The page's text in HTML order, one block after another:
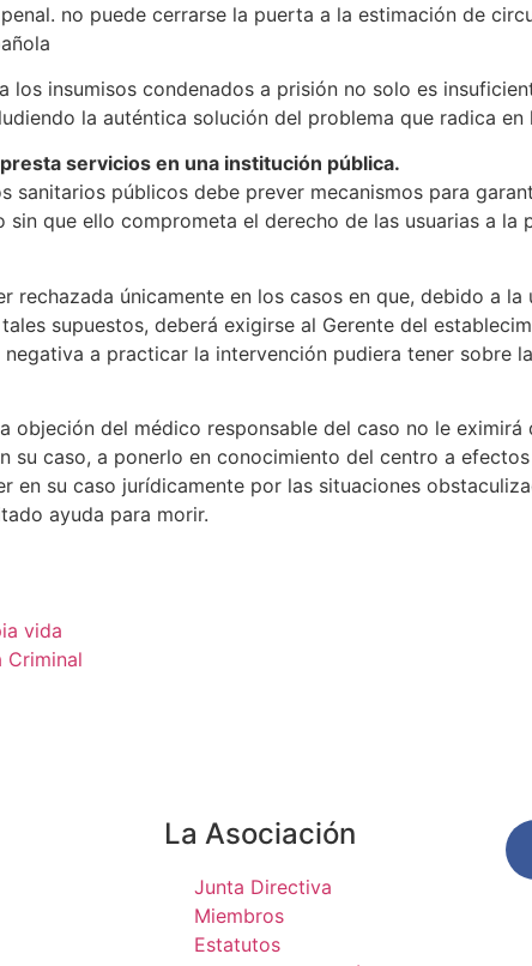
no puede cerrarse la puerta a la estimación de
insumisos condenados a prisión no solo es
la auténtica solución del problema que radica en
servicios en una institución pública.
públicos debe prever mecanismos para
que ello comprometa el derecho de las usuarias a
únicamente en los casos en que, debido a
supuestos, deberá exigirse al Gerente del
a practicar la intervención pudiera tener sobre
objeción del médico responsable del caso no le
su caso, a ponerlo en conocimiento del centro a
en su caso jurídicamente por las situaciones
ayuda para morir.
vida
Criminal
La Asociación
Junta Directiva
Miembros
Estatutos